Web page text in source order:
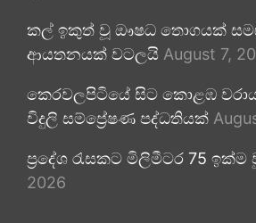
කල් ඉකුත් වූ ඖෂධ තොගයක්
ආයතනයක් වටලයි August 7,
කෙරවලපිටියේ සිට කොළඹ
විදුලි සම්ප්‍රේෂණ පද්ධතියක්
ප්‍රදේශ රැසකට මිලිමීටර 75 ඉක්ම
2026